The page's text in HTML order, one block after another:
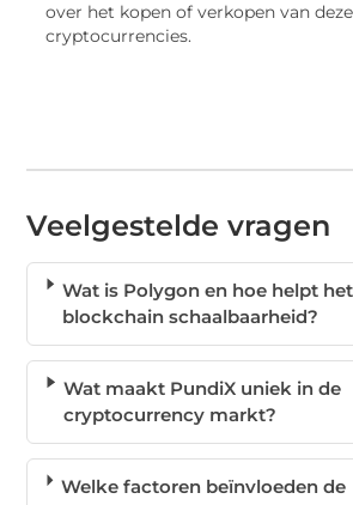
over het kopen of verkopen van deze
cryptocurrencies.
Veelgestelde vragen
Wat is Polygon en hoe helpt
blockchain schaalbaarheid?
Wat maakt PundiX uniek in de
cryptocurrency markt?
Welke factoren beïnvloeden de